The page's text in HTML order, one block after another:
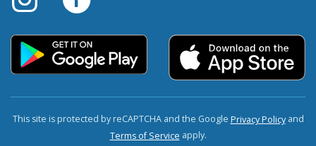
This site is protected by reCAPTCHA and the Google Privacy Policyand
Terms of Service apply.